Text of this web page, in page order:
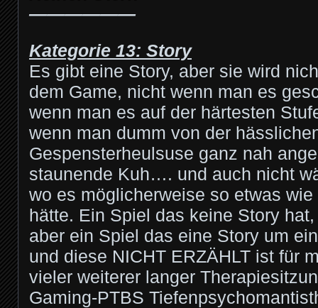
——————
Kategorie 13: Story
Es gibt eine Story, aber sie wird
dem Game, nicht wenn man es
wenn man es auf der härtesten
wenn man dumm von der
Gespensterheulsuse ganz nah
staunende Kuh…. und auch nicht
wo es möglicherweise so etwas
hätte. Ein Spiel das keine Story
aber ein Spiel das eine Story um
und diese NICHT ERZÄHLT ist für
vieler weiterer langer
Gaming-PTBS